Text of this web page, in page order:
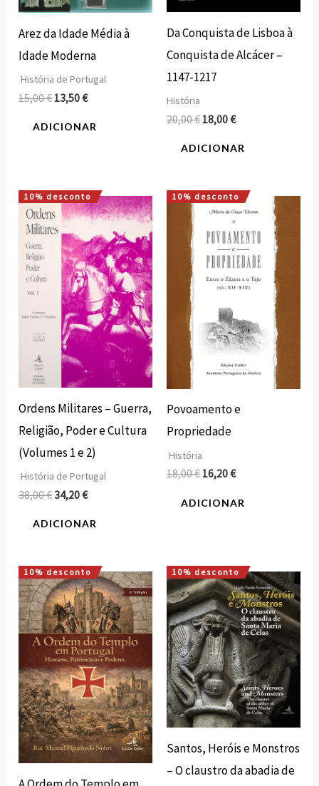
Arez da Idade Média à
Idade Moderna
História de Portugal
15,00€ 13,50€
ADICIONAR
Da Conquista de Lisboa à
Conquista de Alcácer –
1147-1217
História
20,00€ 18,00€
ADICIONAR
10% desconto
Ordens Militares – Guerra,
Religião, Poder e Cultura
(Volumes 1 e 2)
História de Portugal
38,00€
O
preço
original
era:
38,00 €.
34,20€
O
preço
é:
34,20 €.
ADICIONAR
10% desconto
Povoamento e
Propriedade
História
18,00€
O
preço
original
era:
18,00 €.
16,20€
O
preço
atual
é:
16,20 €.
ADICIONAR
10% desconto
O
preço
original
era:
25,00 €.
O
preço
atual
é:
22,50 €.
10% desconto
Santos, Heróis e Monstros
– O claustro da abadia de
O
preço
original
era:
24,00 €.
O
preço
atual
é:
21,60 €.